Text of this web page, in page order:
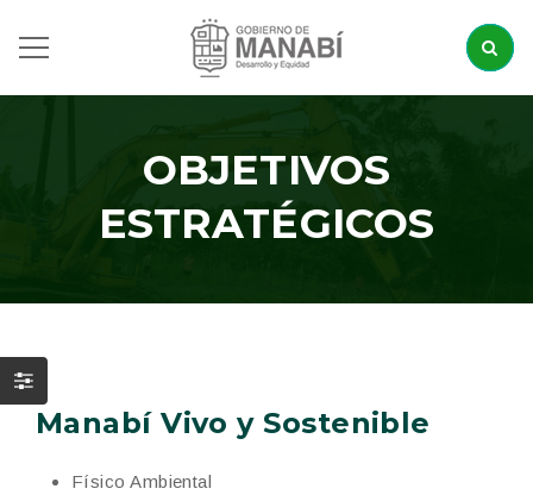
OBJETIVOS
ESTRATÉGICOS
Manabí Vivo y Sostenible
Físico Ambiental